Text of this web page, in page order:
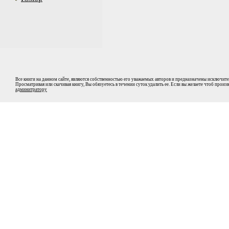
Все книги на данном сайте, являются собственностью его уважаемых авторов и предназначены
Просматривая или скачивая книгу, Вы обязуетесь в течении суток удалить ее. Если вы желаете чтоб
админитратору